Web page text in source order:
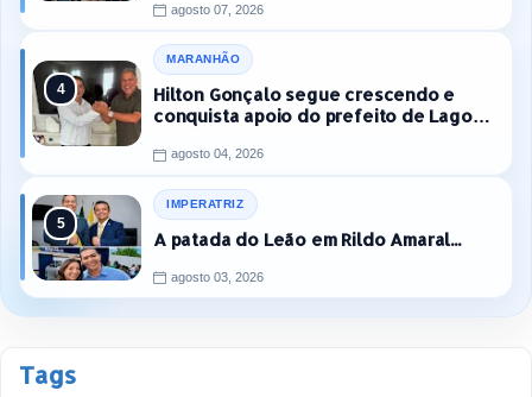
agosto 07, 2026
MARANHÃO
Hilton Gonçalo segue crescendo e
conquista apoio do prefeito de Lago
agosto 04, 2026
IMPERATRIZ
A patada do Leão em Rildo Amaral...
agosto 03, 2026
Tags